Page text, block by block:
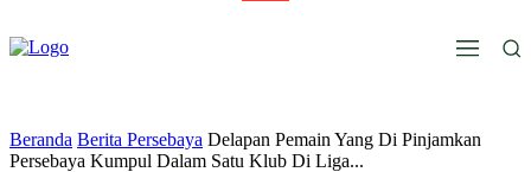
Beranda Berita Persebaya Delapan Pemain Yang Di Pinjamkan
Persebaya Kumpul Dalam Satu Klub Di Liga...